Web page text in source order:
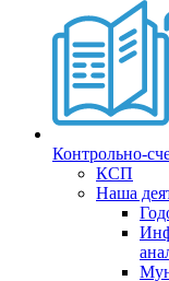
Контрольно-
КСП
Наша